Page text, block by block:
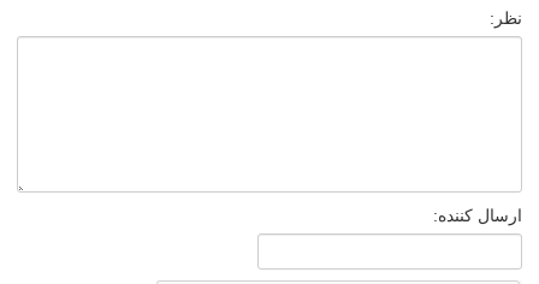
نظر:
ارسال کننده: